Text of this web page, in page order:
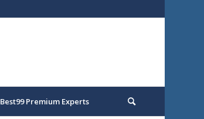
Best99 Premium Experts